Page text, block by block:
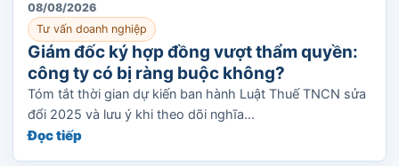
08/08/2026
Tư vấn doanh nghiệp
Giám đốc ký hợp đồng vượt thẩm quyền:
công ty có bị ràng buộc không?
Tóm tắt thời gian dự kiến ban hành Luật Thuế TNCN sửa
đổi 2025 và lưu ý khi theo dõi nghĩa...
Đọc tiếp